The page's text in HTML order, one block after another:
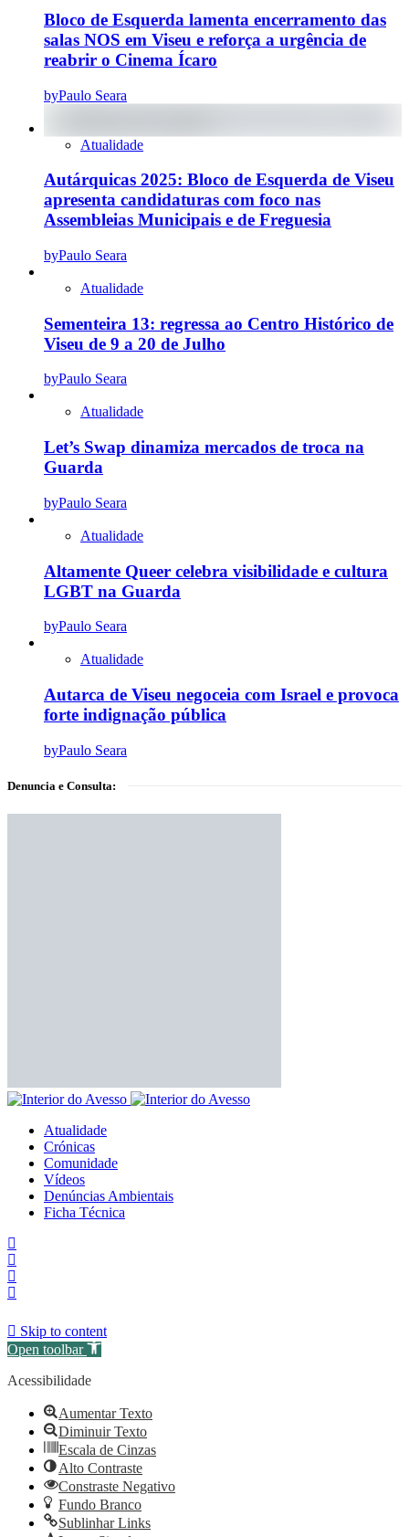
Bloco de Esquerda lamenta encerramento das
salas NOS em Viseu e reforça a urgência de
reabrir o Cinema Ícaro
byPaulo Seara
Atualidade
Autárquicas 2025: Bloco de Esquerda de Viseu
apresenta candidaturas com foco nas
Assembleias Municipais e de Freguesia
byPaulo Seara
Atualidade
Sementeira 13: regressa ao Centro Histórico de
Viseu de 9 a 20 de Julho
byPaulo Seara
Atualidade
Let’s Swap dinamiza mercados de troca na
Guarda
byPaulo Seara
Atualidade
Altamente Queer celebra visibilidade e cultura
LGBT na Guarda
byPaulo Seara
Atualidade
Autarca de Viseu negoceia com Israel e provoca
forte indignação pública
byPaulo Seara
Denuncia e Consulta:
Atualidade
Crónicas
Comunidade
Vídeos
Denúncias Ambientais
Ficha Técnica
Skip to content
Open toolbar
Acessibilidade
Aumentar Texto
Diminuir Texto
Escala de Cinzas
Alto Contraste
Constraste Negativo
Fundo Branco
Sublinhar Links